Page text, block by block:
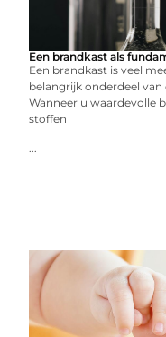
Een brandkast als
Een brandkast is veel
belangrijk onderdeel
Wanneer u waardevolle
stoffen
...